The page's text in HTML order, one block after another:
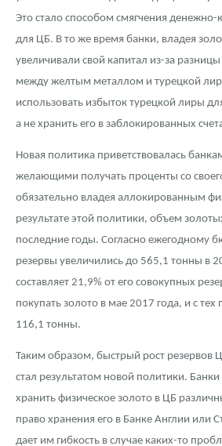
Это стало способом смягчения денежно-
для ЦБ. В то же время банки, владея
увеличивали свой капитал из-за
между желтым металлом и турецкой
использовать избыток турецкой лиры
а не хранить его в заблокированных
Новая политика приветствовалась
желающими получать проценты со
обязательно владея аллокированным
результате этой политики, объем
последние годы. Согласно ежегодному
резервы увеличились до 565,1 тонны в
составляет 21,9% от его совокупных
покупать золото в мае 2017 года, и с
116,1 тонны.
Таким образом, быстрый рост резервов
стал результатом новой политики.
хранить физическое золото в ЦБ
право хранения его в Банке Англии или
дает им гибкость в случае каких-то